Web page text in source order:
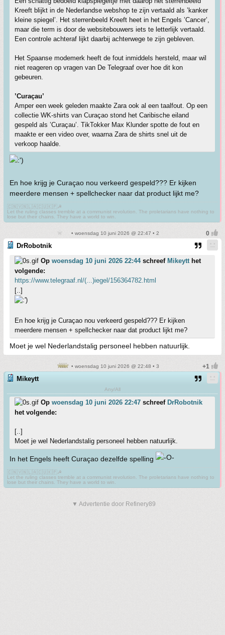
Kreeft blijkt in de Nederlandse webshop te zijn vertaald als ’kanker
kleine spiegel’. Het sterrenbeeld Kreeft heet in het Engels ’Cancer’,
maar die term is door de websitebouwers iets te letterlijk vertaald.
Een controle achteraf lijkt daarbij achterwege te zijn gebleven.
Het Spaanse modemerk heeft de fout inmiddels hersteld, maar wil
niet reageren op vragen van De Telegraaf over hoe dit kon
gebeuren.
’Curaçau’
Amper een week geleden maakte Zara ook al een taalfout. Op een
collectie WK-shirts van Curaçao stond het Caribische eiland
gespeld als ’Curaçau’. TikTokker Max Klunder spotte de fout en
maakte er een video over, waarna Zara de shirts snel uit de
verkoop haalde.
En hoe krijg je Curaçao nou verkeerd gespeld??? Er kijken
meerdere mensen + spellchecker naar dat product lijkt me?
🇨🇳🇻🇳🇱🇦🇨🇺🇰🇵☭
Let the ruling classes tremble at a communist revolution. The proletarians have nothing to
lose but their chains. They have a world to win.
• woensdag 10 juni 2026 @ 22:47 • 2
DrRobotnik
Op woensdag 10 juni 2026 22:44schreef Mikeytthet
volgende:
https://www.telegraaf.nl/(...)iegel/156364782.html
[..]
En hoe krijg je Curaçao nou verkeerd gespeld??? Er kijken
meerdere mensen + spellchecker naar dat product lijkt me?
Moet je wel Nederlandstalig personeel hebben natuurlijk.
• woensdag 10 juni 2026 @ 22:48 • 3
Mikeytt
Any/All
Op woensdag 10 juni 2026 22:47 schreef DrRobotnik
het volgende:
[..]
Moet je wel Nederlandstalig personeel hebben natuurlijk.
In het Engels heeft Curaçao dezelfde spelling
🇨🇳🇻🇳🇱🇦🇨🇺🇰🇵☭
Let the ruling classes tremble at a communist revolution. The proletarians have nothing to
lose but their chains. They have a world to win.
▼ Advertentie door Refinery89